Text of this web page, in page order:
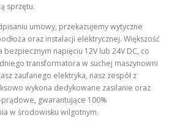
sprzętu.
umowy, przekazujemy wytyczne
oraz instalacji elektrycznej. Większość
bezpiecznym napięciu 12V lub 24V DC, co
transformatora w suchej maszynowni
zaufanego elektryka, nasz zespół z
wykona dedykowane zasilanie oraz
gwarantujące 100%
w środowisku wilgotnym.